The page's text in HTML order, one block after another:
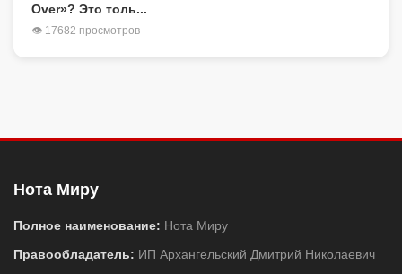
Over»? Это толь...
👁 17682 просмотров
Нота Миру
Полное наименование: Нота Миру
Правообладатель: ИП Архангельский Дмитрий Николаевич